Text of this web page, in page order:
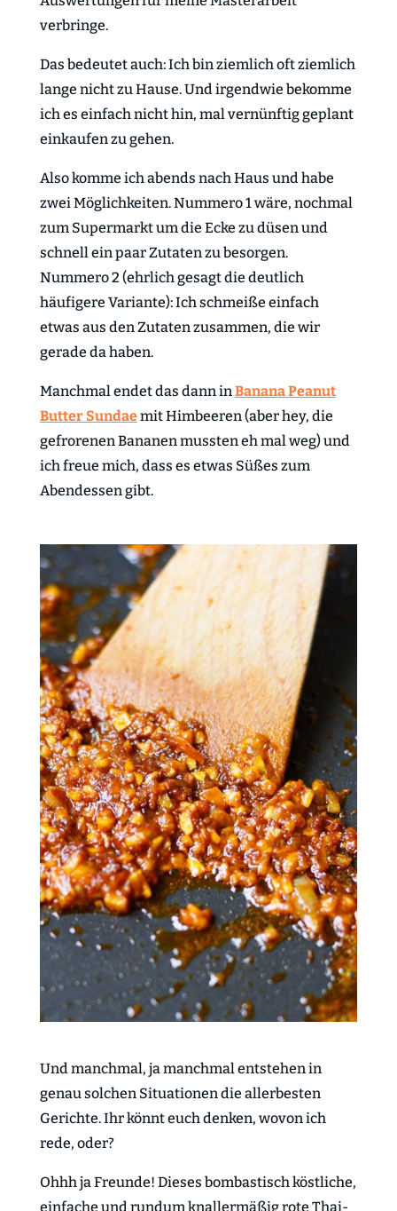
verbringe.
Das bedeutet auch: Ich bin ziemlich oft ziemlich
lange nicht zu Hause. Und irgendwie bekomme
ich es einfach nicht hin, mal vernünftig geplant
einkaufen zu gehen.
Also komme ich abends nach Haus und habe
zwei Möglichkeiten. Nummero 1 wäre, nochmal
zum Supermarkt um die Ecke zu düsen und
schnell ein paar Zutaten zu besorgen.
Nummero 2 (ehrlich gesagt die deutlich
häufigere Variante): Ich schmeiße einfach
etwas aus den Zutaten zusammen, die wir
gerade da haben.
Manchmal endet das dann inBanana Peanut
Butter Sundaemit Himbeeren (aber hey, die
gefrorenen Bananen mussten eh mal weg) und
ich freue mich, dass es etwas Süßes zum
Abendessen gibt.
Und manchmal, ja manchmal entstehen in
genau solchen Situationen die allerbesten
Gerichte. Ihr könnt euch denken, wovon ich
rede, oder?
Ohhh ja Freunde! Dieses bombastisch köstliche,
einfache und rundum knallermäßig rote Thai-